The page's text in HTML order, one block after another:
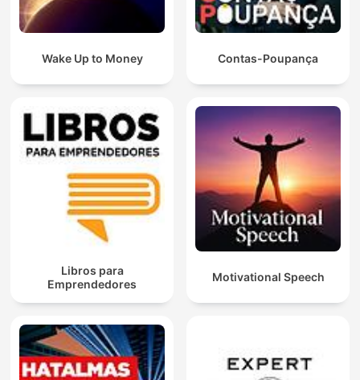
Wake Up to Money Contas-Poupança
Libros para
Emprendedores
Motivational Speech